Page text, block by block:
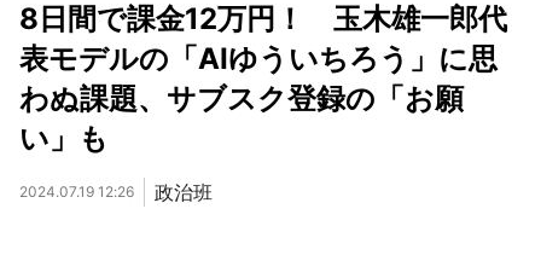
8日間で課金12万円！ 玉木雄一郎代
表モデルの「AIゆういちろう」に思
わぬ課題、サブスク登録の「お願
い」も
2024.07.19 12:26 政治班